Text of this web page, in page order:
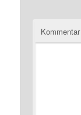
Kommentar